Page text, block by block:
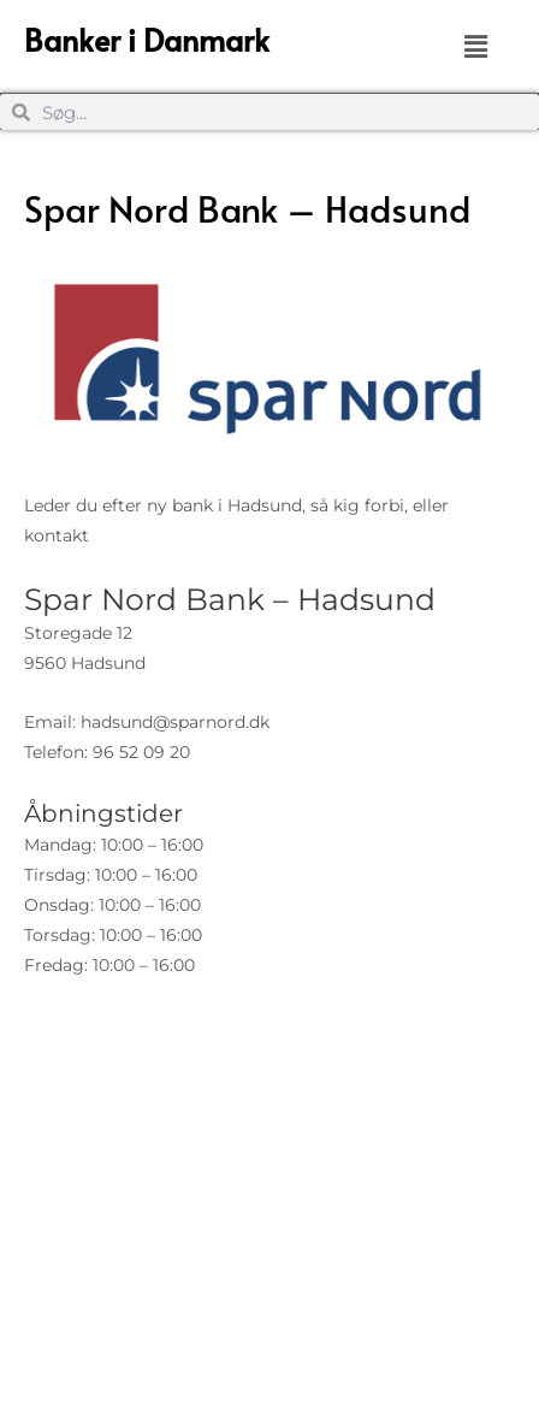
Banker i Danmark
Spar Nord Bank – Hadsund
Leder du efter ny bank i Hadsund, så kig forbi, eller
kontakt
Spar Nord Bank – Hadsund
Storegade 12
9560 Hadsund
Email: hadsund@sparnord.dk
Telefon: 96 52 09 20
Åbningstider
Mandag: 10:00 – 16:00
Tirsdag: 10:00 – 16:00
Onsdag: 10:00 – 16:00
Torsdag: 10:00 – 16:00
Fredag: 10:00 – 16:00